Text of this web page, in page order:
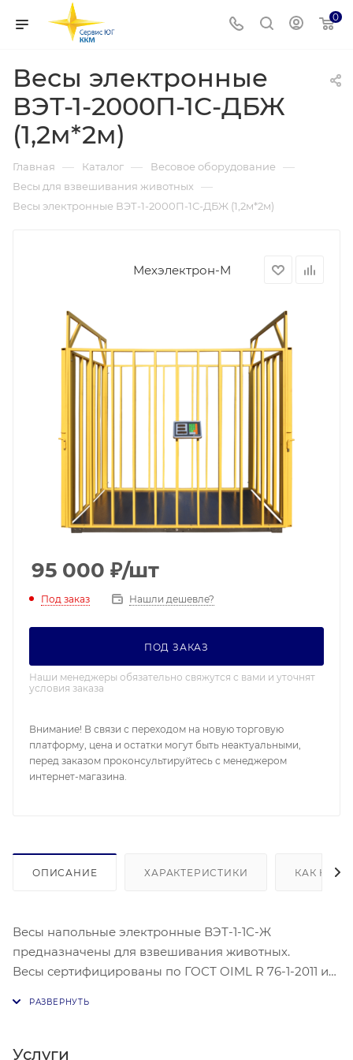
0
Весы электронные
ВЭТ-1-2000П-1С-ДБЖ
(1,2м*2м)
Главная — Каталог — Весовое оборудование —
Весы для взвешивания животных —
Весы электронные ВЭТ-1-2000П-1С-ДБЖ (1,2м*2м)
Мехэлектрон-М
95 000 ₽/шт
Под заказ Нашли дешевле?
ПОД ЗАКАЗ
Наши менеджеры обязательно свяжутся с вами и уточнят
условия заказа
Внимание! В связи с переходом на новую торговую
платформу, цена и остатки могут быть неактуальными,
перед заказом проконсультируйтесь с менеджером
интернет-магазина.
ОПИСАНИЕ ХАРАКТЕРИСТИКИ КАК
Весы напольные электронные ВЭТ-1-1С-Ж
предназначены для взвешивания животных.
Весы сертифицированы по ГОСТ OIML R 76-1-2011 и
показания массы. Выборка массы тары. Вычисление
Услуги